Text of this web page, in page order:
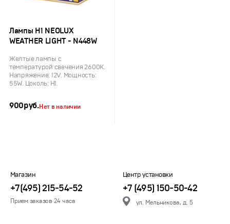
Лампы H1 NEOLUX
WEATHER LIGHT - N448W
Желтые лампы с
температурой свечения 2600K.
Напряжение: 12V. Мощность:
55W. Цоколь: H1.
900руб.Нет в наличии
Магазин
+7(495) 215-54-52
Прием заказов 24 часа
Центр установки
+7 (495) 150-50-42
ул. Мельникова, д. 5